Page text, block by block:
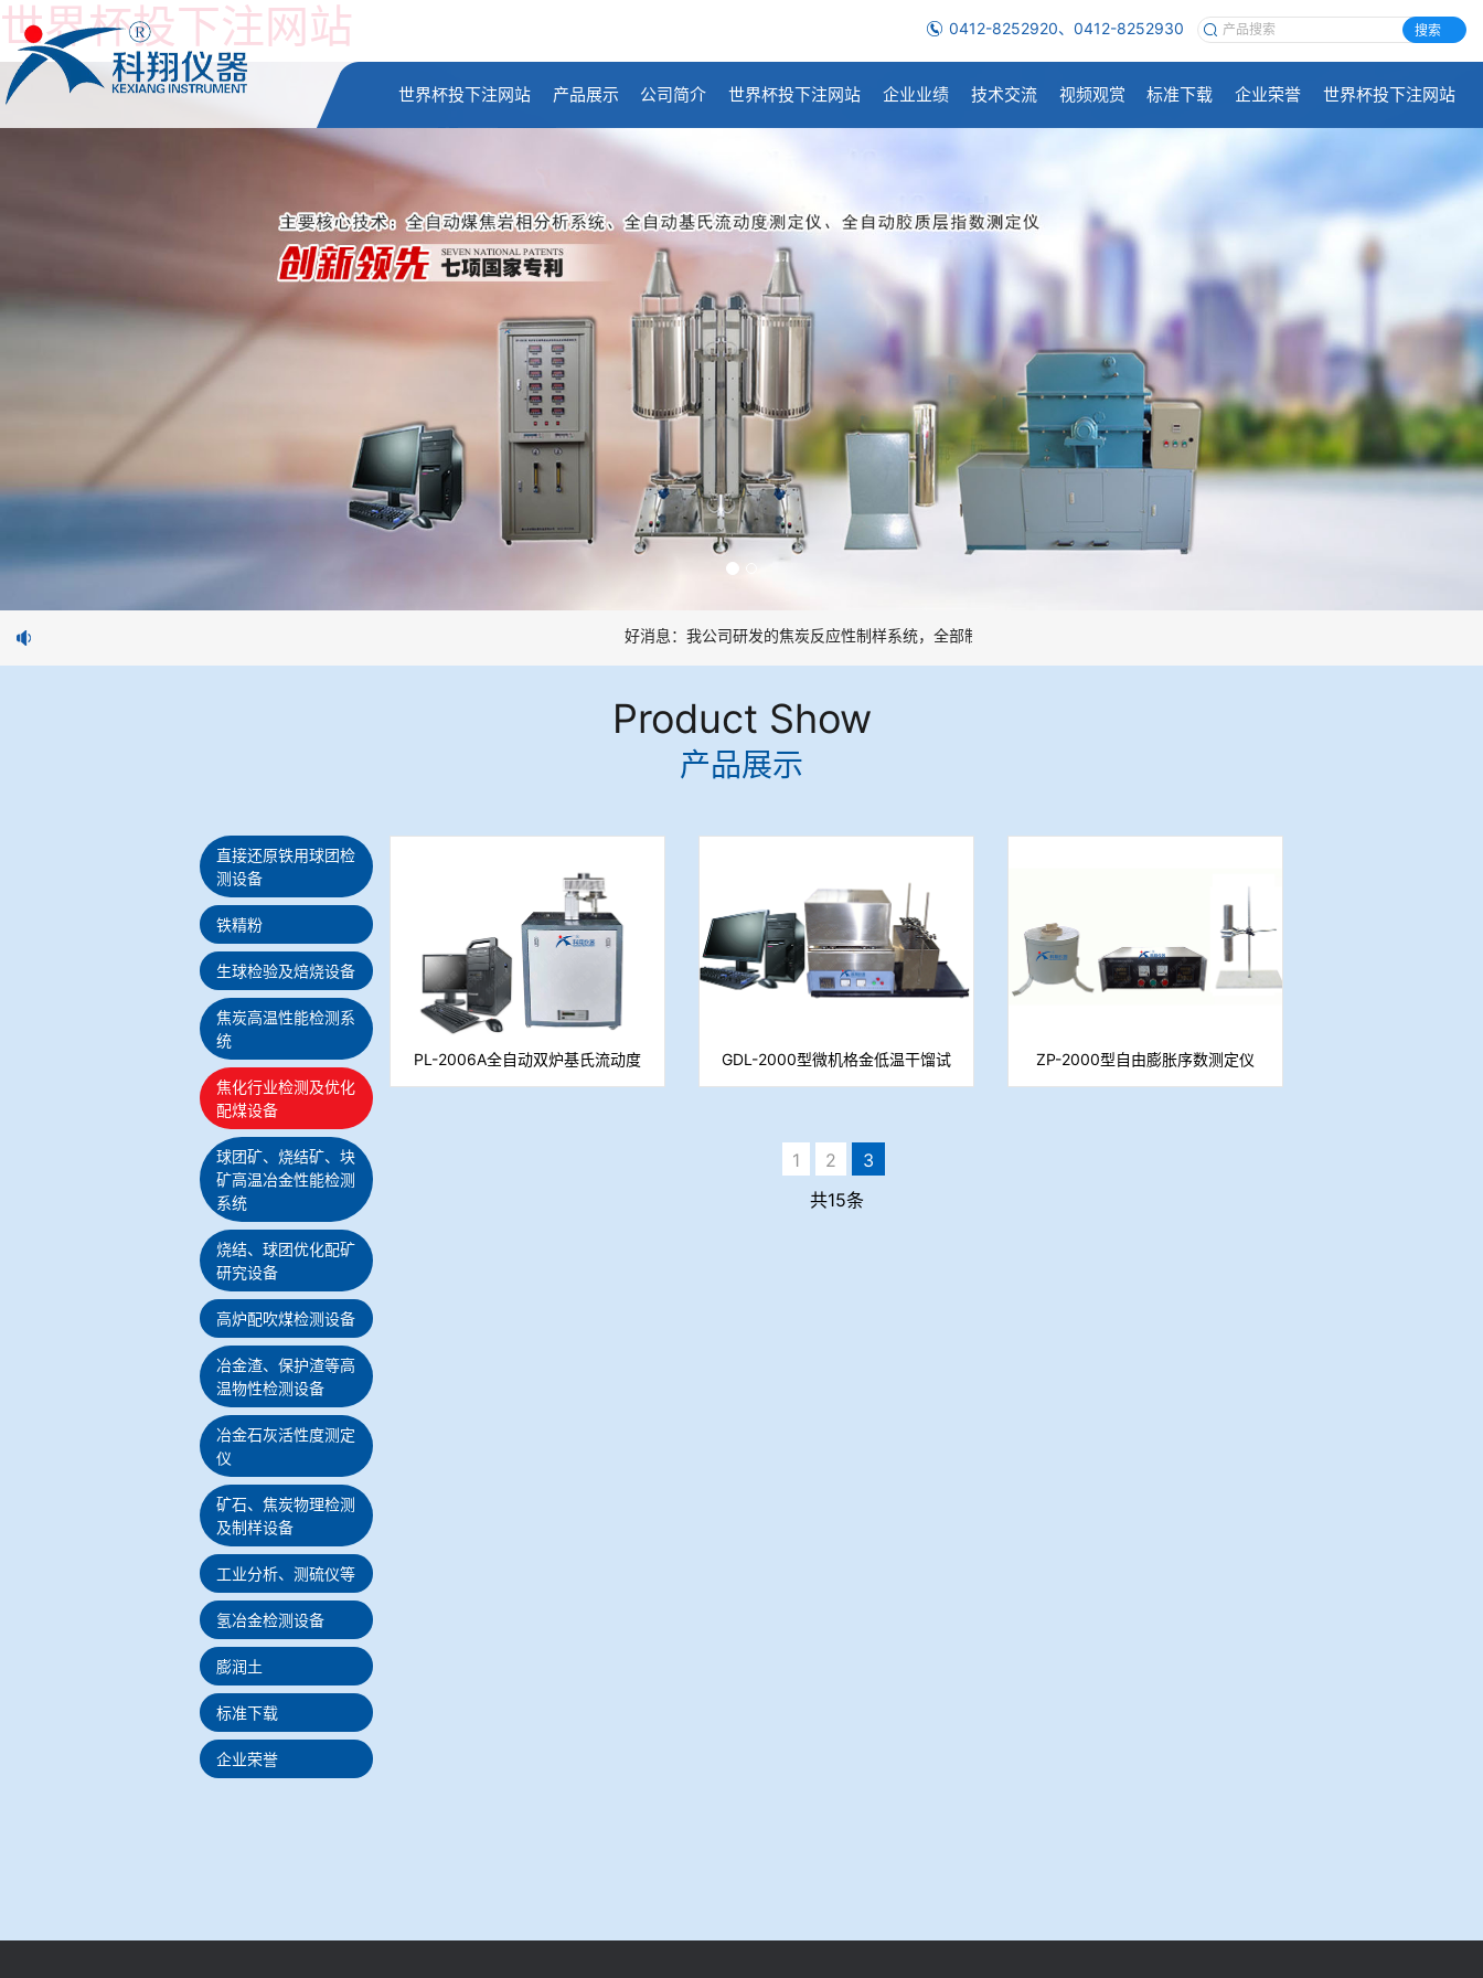
世界杯投下注网站 0412-8252920、0412-8252930 搜索
世界杯投下注网站 产品展示 公司简介 世界杯投下注网站 企业业绩 技术交流 视频观赏 标准下载 企业荣誉 世界杯投下注网站
好消息：我公司研发的焦炭反应性制样系统，全部制样过程机械化操作，没有人为误差，焦球形状与人工制焦球法一致或优于人
Product Show
产品展示
直接还原铁用球团检
测设备
铁精粉
生球检验及焙烧设备
焦炭高温性能检测系
统
焦化行业检测及优化
配煤设备
球团矿、烧结矿、块
矿高温冶金性能检测
系统
烧结、球团优化配矿
研究设备
高炉配吹煤检测设备
冶金渣、保护渣等高
温物性检测设备
冶金石灰活性度测定
仪
矿石、焦炭物理检测
及制样设备
工业分析、测硫仪等
氢冶金检测设备
膨润土
标准下载
企业荣誉
PL-2006A全自动双炉基氏流动度
测定仪
GDL-2000型微机格金低温干馏试
验仪
ZP-2000型自由膨胀序数测定仪
1 2
3
共15条